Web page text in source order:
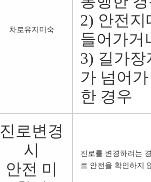
차로유지미숙
2) 안전
들어가거
3) 길가
가 넘어
한 경우
진로변경
시
안전 미
진로를 변경하려는
로 안전을 확인하지